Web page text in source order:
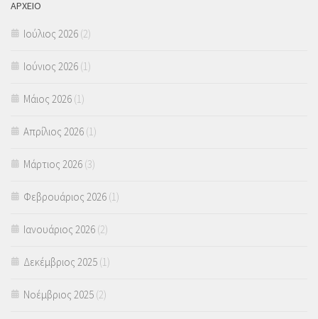
ΑΡΧΕΙΟ
Ιούλιος 2026 (2)
Ιούνιος 2026 (1)
Μάιος 2026 (1)
Απρίλιος 2026 (1)
Μάρτιος 2026 (3)
Φεβρουάριος 2026 (1)
Ιανουάριος 2026 (2)
Δεκέμβριος 2025 (1)
Νοέμβριος 2025 (2)